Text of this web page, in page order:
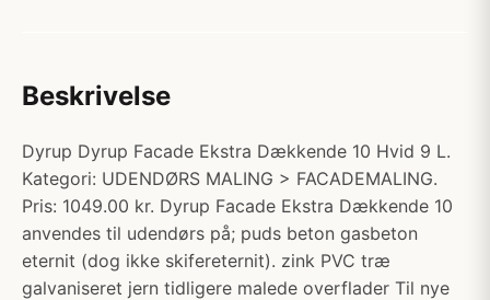
Beskrivelse
Dyrup Dyrup Facade Ekstra Dækkende 10 Hvid 9 L.
Kategori: UDENDØRS MALING > FACADEMALING.
Pris: 1049.00 kr. Dyrup Facade Ekstra Dækkende 10
anvendes til udendørs på; puds beton gasbeton
eternit (dog ikke skifereternit). zink PVC træ
galvaniseret jern tidligere malede overflader Til nye